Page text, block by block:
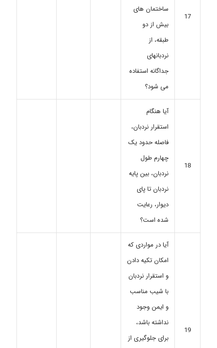
17
ساختمان های
بیش از دو
طبقه، از
نردبانهای
جداگانه استفاده
می شود؟
18
آیا هنگام
استقرار نردبان،
فاصله حدود یک
چهارم طول
نردبان، بین پایه
نردبان تا پای
دیوار، رعایت
شده است؟
19
آیا در مواردی که
امکان تکیه دادن
و استقرار نردبان
با شیب مناسب
و ایمن وجود
نداشته باشد،
برای جلوگیری از